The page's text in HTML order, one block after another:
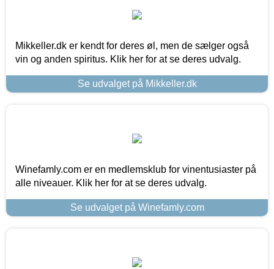
Mikkeller.dk er kendt for deres øl, men de sælger også
vin og anden spiritus. Klik her for at se deres udvalg.
Se udvalget på Mikkeller.dk
Winefamly.com er en medlemsklub for vinentusiaster på
alle niveauer. Klik her for at se deres udvalg.
Se udvalget på Winefamly.com